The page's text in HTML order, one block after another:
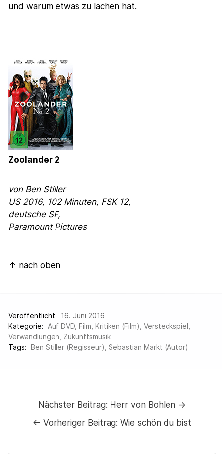
und warum etwas zu lachen hat.
Zoolander 2
von Ben Stiller
US 2016, 102 Minuten, FSK 12,
deutsche SF,
Paramount Pictures
↑ nach oben
Veröffentlicht: 16. Juni 2016
Kategorie: Auf DVD, Film, Kritiken (Film),Versteckspiel ,
Verwandlungen, Zukunftsmusik
Tags:
Ben Stiller (Regisseur),Sebastian Markt (Autor)
Nächster Beitrag: Herr von Bohlen →
← Vorheriger Beitrag: Wie schön du bist